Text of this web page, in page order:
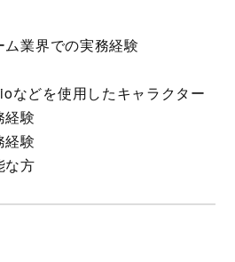
ム業界での実務経験
などを使用したキャラクター
経験
経験
な方